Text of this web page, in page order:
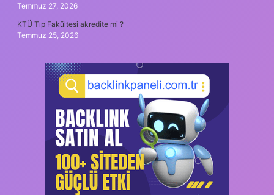
Temmuz 27, 2026
KTÜ Tıp Fakültesi akredite mi ?
Temmuz 25, 2026